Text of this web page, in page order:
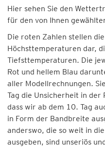
Hier sehen Sie den
für den von Ihnen
Die roten Zahlen stellen
Höchsttemperaturen dar,
Tiefsttemperaturen. Die
Rot und hellem Blau
aller Modellrechnungen.
Tag die Unsicherheit in
dass wir ab dem 10. Tag
in Form der Bandbreite
anderswo, die so weit in
ausgeben, sind unseriös